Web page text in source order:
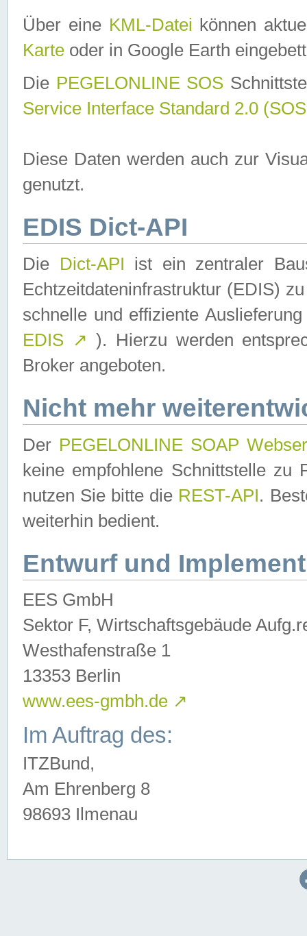
Über eine KML-Datei können
Karte oder in Google Earth
Die PEGELONLINE SOS
Service Interface Standard 2.0
Diese Daten werden auch zur
genutzt.
EDIS Dict-API
Die Dict-API ist ein zentraler
Echtzeitdateninfrastruktur (EDIS)
schnelle und effiziente
EDIS ↗ ). Hierzu werden
Broker angeboten.
Nicht mehr
Der PEGELONLINE SOAP
keine empfohlene Schnittstelle zu
nutzen Sie bitte die REST-API.
weiterhin bedient.
Entwurf und
EES GmbH
Sektor F, Wirtschaftsgebäude
Westhafenstraße 1
13353 Berlin
www.ees-gmbh.de ↗
Im Auftrag des:
ITZBund,
Am Ehrenberg 8
98693 Ilmenau